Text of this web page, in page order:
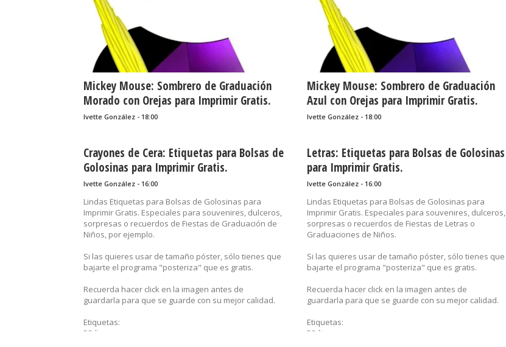
Mickey Mouse: Sombrero de Graduación
Morado con Orejas para Imprimir Gratis.
Ivette González - 18:00
Mickey Mouse: Sombrero de Graduación
Azul con Orejas para Imprimir Gratis.
Ivette González - 18:00
Crayones de Cera: Etiquetas para Bolsas de
Golosinas para Imprimir Gratis.
Ivette González - 16:00
Lindas Etiquetas para Bolsas de Golosinas para
Imprimir Gratis. Especiales para souvenires, dulceros,
sorpresas o recuerdos de Fiestas de Graduación de
Niños, por ejemplo.
Si las quieres usar de tamaño póster, sólo tienes que
bajarte el programa "posteriza" que es gratis.
Recuerda hacer click en la imagen antes de
guardarla para que se guarde con su mejor calidad.
Etiquetas:
58di,
Letras: Etiquetas para Bolsas de Golosinas
para Imprimir Gratis.
Ivette González - 16:00
Lindas Etiquetas para Bolsas de Golosinas para
Imprimir Gratis. Especiales para souvenires, dulceros,
sorpresas o recuerdos de Fiestas de Letras o
Graduaciones de Niños.
Si las quieres usar de tamaño póster, sólo tienes que
bajarte el programa "posteriza" que es gratis.
Recuerda hacer click en la imagen antes de
guardarla para que se guarde con su mejor calidad.
Etiquetas:
58di,